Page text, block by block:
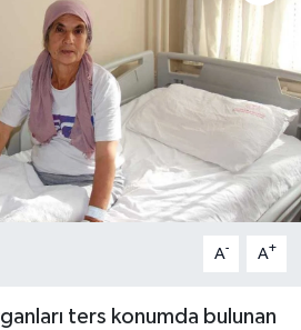
A- A+
ters konumda bulunan